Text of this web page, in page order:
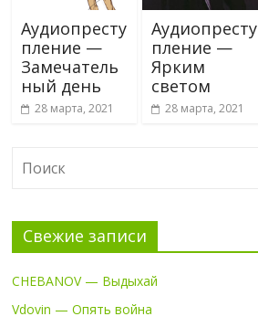
Аудиопресту
пление —
Замечатель
ный день
28 марта, 2021
Аудиопресту
пление —
Ярким
светом
28 марта, 2021
Свежие записи
CHEBANOV — Выдыхай
Vdovin — Опять война